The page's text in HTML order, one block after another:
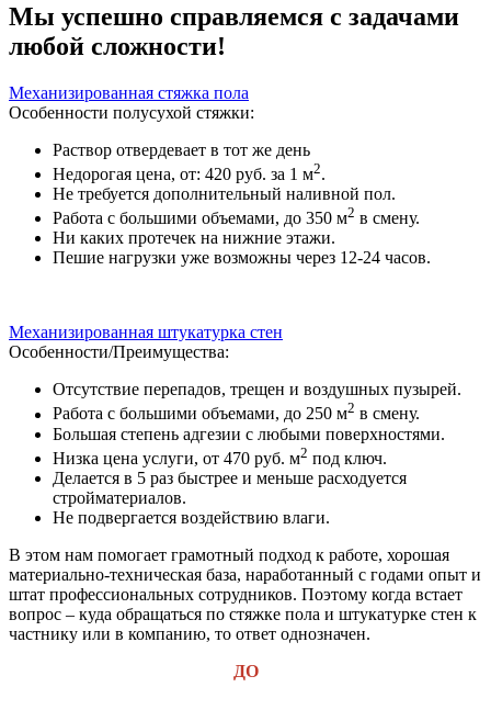
Мы успешно справляемся с задачами
любой сложности!
Механизированная стяжка пола
Особенности полусухой стяжки:
Раствор отвердевает в тот же день
Недорогая цена, от: 420 руб. за 1 м2.
Не требуется дополнительный наливной пол.
Работа с большими объемами, до 350 м2 в смену.
Ни каких протечек на нижние этажи.
Пешие нагрузки уже возможны через 12-24 часов.
Механизированная штукатурка стен
Особенности/Преимущества:
Отсутствие перепадов, трещен и воздушных пузырей.
Работа с большими объемами, до 250 м2 в смену.
Большая степень адгезии с любыми поверхностями.
Низка цена услуги, от 470 руб. м2 под ключ.
Делается в 5 раз быстрее и меньше расходуется
стройматериалов.
Не подвергается воздействию влаги.
В этом нам помогает грамотный подход к работе, хорошая
материально-техническая база, наработанный с годами опыт и
штат профессиональных сотрудников. Поэтому когда встает
вопрос – куда обращаться по стяжке пола и штукатурке стен к
частнику или в компанию, то ответ однозначен.
ДО